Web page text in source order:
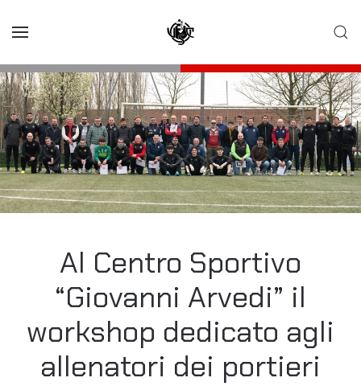
Al Centro Sportivo
“Giovanni Arvedi” il
workshop dedicato agli
allenatori dei portieri